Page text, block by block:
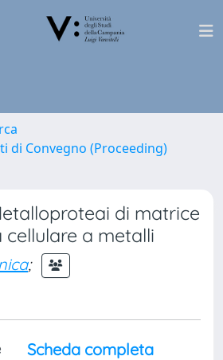
di Convegno (Proceeding)
di matrice
a metalli
;
Scheda completa